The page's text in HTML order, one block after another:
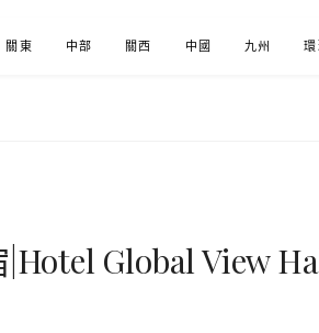
關東 中部 關西 中國 九州
噗Global View